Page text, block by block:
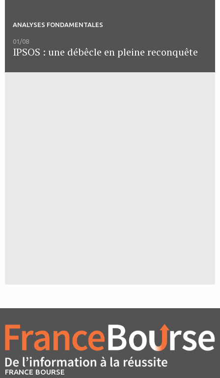
ANALYSES FONDAMENTALES
01/08
IPSOS : une débêcle en pleine reconquête
FRANCE BOURSE